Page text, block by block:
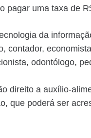
pagar uma taxa de
da
contador,
odontólogo,
direito a auxílio-
que poderá ser